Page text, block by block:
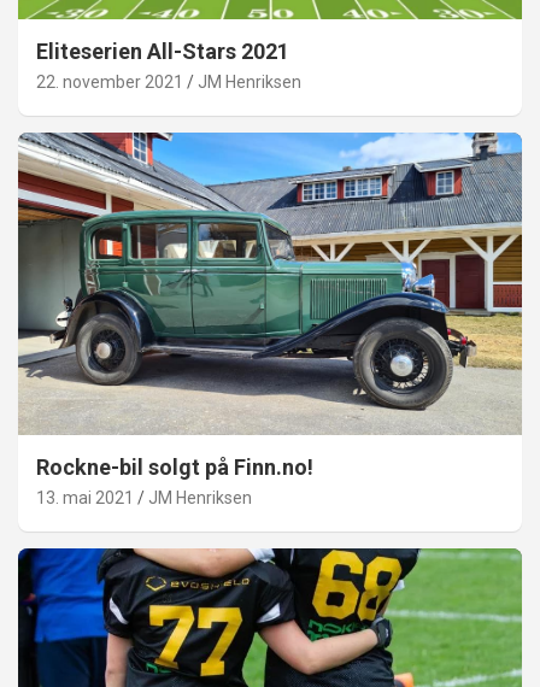
Eliteserien All-Stars 2021
22. november 2021 JM Henriksen
Rockne-bil solgt på Finn.no!
13. mai 2021 JM Henriksen